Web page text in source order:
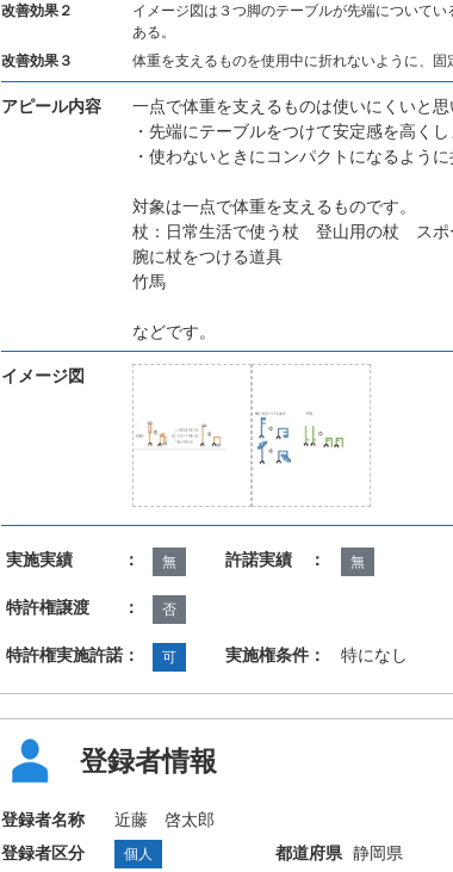
改善効果２
イメージ図は３つ脚のテーブルが先端について
ある。
改善効果３
体重を支えるものを使用中に折れないように、
アピール内容
一点で体重を支えるものは使いにくいと思
・先端にテーブルをつけて安定感を高くし
・使わないときにコンパクトになるよう
対象は一点で体重を支えるものです。
杖：日常生活で使う杖 登山用の杖 ス
腕に杖をつける道具
竹馬
などです。
イメージ図
実施実績 ： 無 許諾実績 ： 無
特許権譲渡 ： 否
特許権実施許諾： 可 実施権条件： 特になし
登録者情報
登録者名称
近藤 啓太郎
登録者区分
個人 都道府県 静岡県